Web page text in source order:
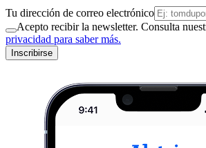
Tu dirección de correo electrónico
Acepto recibir la newsletter. Consulta
privacidad para saber más.
Inscribirse